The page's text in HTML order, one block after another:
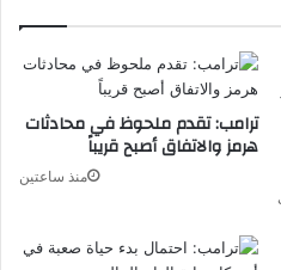
ترامب: تقدم ملحوظ في محادثات
هرمز والاتفاق أصبح قريباً
منذ ساعتين